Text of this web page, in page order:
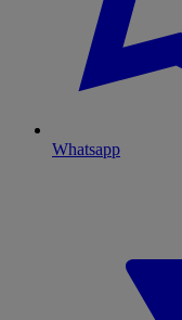
Whatsapp